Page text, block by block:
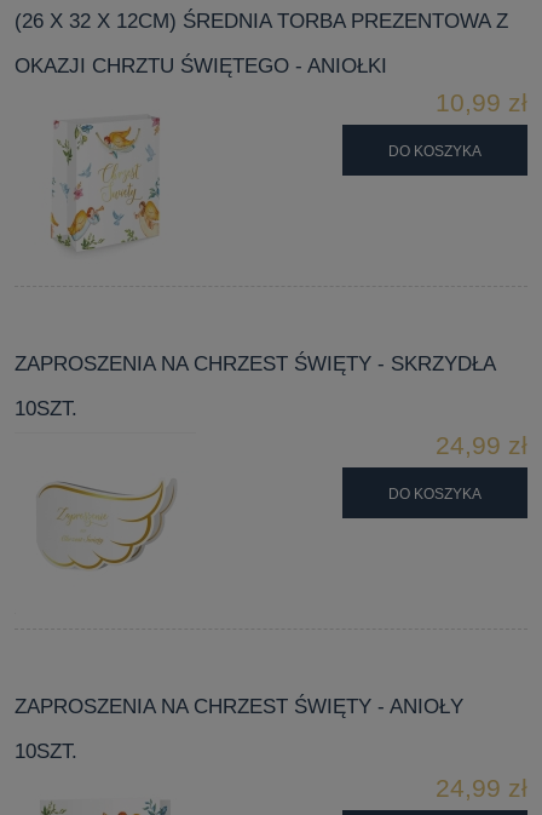
(26 X 32 X 12CM) ŚREDNIA TORBA PREZENTOWA Z
OKAZJI CHRZTU ŚWIĘTEGO - ANIOŁKI
10,99 zł
DO KOSZYKA
ZAPROSZENIA NA CHRZEST ŚWIĘTY - SKRZYDŁA
10SZT.
24,99 zł
DO KOSZYKA
ZAPROSZENIA NA CHRZEST ŚWIĘTY - ANIOŁY
10SZT.
24,99 zł